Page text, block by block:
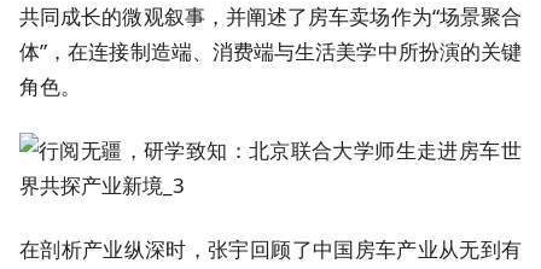
共同成长的微观叙事，并阐述了房车卖场作为“场景聚合
体”，在连接制造端、消费端与生活美学中所扮演的关键
角色。
在剖析产业纵深时，张宇回顾了中国房车产业从无到有